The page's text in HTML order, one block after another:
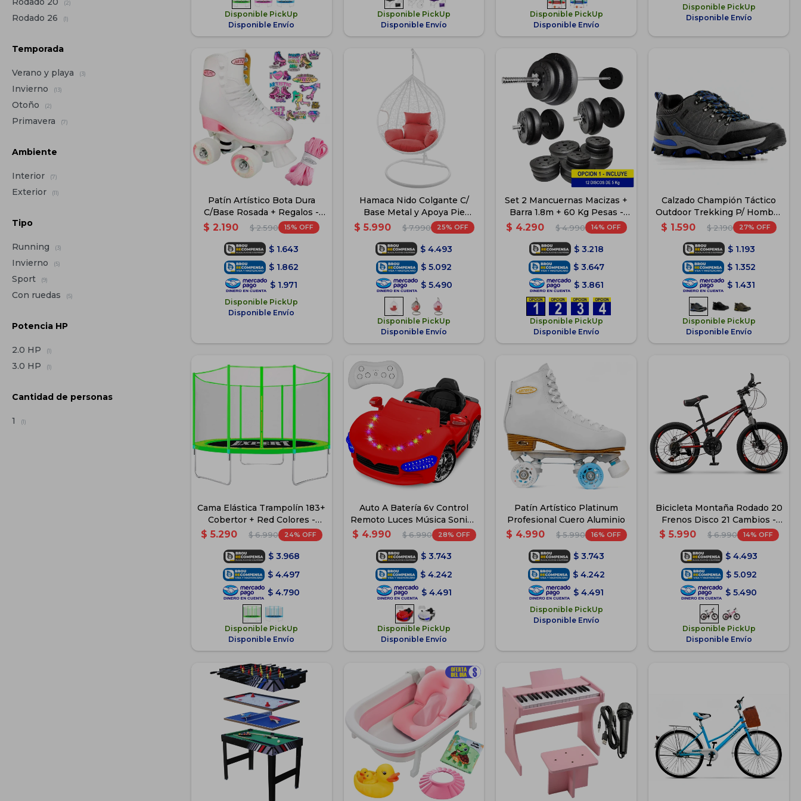
Disponible PickUp
Disponible Envío
Disponible PickUp
Disponible Envío
Disponible PickUp
Disponible Envío
Disponible PickUp
Disponible Envío
Patín Artístico Bota Dura
C/Base Rosada + Regalos -
Blanco
$ 2.190 $ 2.590 15
$ 1.643
$ 1.862
$ 1.971
Disponible PickUp
Disponible Envío
Hamaca Nido Colgante C/
Base Metal y Apoya Pie
Jardín - Blanco
$ 5.990 $ 7.990 25
$ 4.493
$ 5.092
$ 5.490
Disponible PickUp
Disponible Envío
Set 2 Mancuernas Macizas +
Barra 1.8m + 60 Kg Pesas -
12x5Kg
$ 4.290 $ 4.990 14
$ 3.218
$ 3.647
$ 3.861
Disponible PickUp
Disponible Envío
Calzado Champión Táctico
Outdoor Trekking P/ Hombre
- Gris
$ 1.590 $ 2.190 27
$ 1.193
$ 1.352
$ 1.431
Disponible PickUp
Disponible Envío
Cama Elástica Trampolín 183+
Cobertor + Red Colores -
Verde
$ 5.290 $ 6.990 24
$ 3.968
$ 4.497
$ 4.790
Disponible PickUp
Disponible Envío
Auto A Batería 6v Control
Remoto Luces Música Sonido
- Rojo
$ 4.990 $ 6.990 28
$ 3.743
$ 4.242
$ 4.491
Disponible PickUp
Disponible Envío
Patín Artístico Platinum
Profesional Cuero Aluminio
$ 4.990 $ 5.990 16
$ 3.743
$ 4.242
$ 4.491
Disponible PickUp
Disponible Envío
Bicicleta Montaña Rodado 20
Frenos Disco 21 Cambios -
Rojo
$ 5.990 $ 6.990 14
$ 4.493
$ 5.092
$ 5.490
Disponible PickUp
Disponible Envío
(2)
Rodado 26 (1)
Temporada
Verano y playa (3)
Invierno (13)
Otoño (2)
Primavera (7)
Ambiente
Interior (7)
Exterior (11)
Tipo
Running (3)
Invierno (5)
Sport (9)
Con ruedas (5)
Potencia HP
2.0 HP (1)
3.0 HP (1)
Cantidad de personas
1 (1)